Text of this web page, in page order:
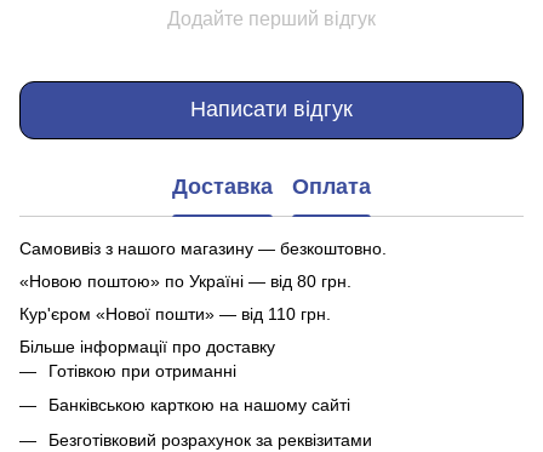
Додайте перший відгук
Написати відгук
Доставка Оплата
Самовивіз з нашого магазину — безкоштовно.
«Новою поштою» по Україні — від 80 грн.
Кур'єром «Нової пошти» — від 110 грн.
Більше інформації про доставку
Готівкою при отриманні
Банківською карткою на нашому сайті
Безготівковий розрахунок за реквізитами